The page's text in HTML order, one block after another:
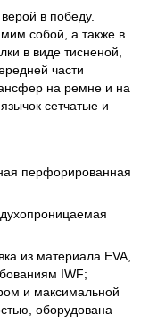
в победу.
собой, а также в
в виде тисненой,
части
на ремне и на
сетчатые и
перфорированная
из материала EVA,
IWF;
и максимальной
оборудована